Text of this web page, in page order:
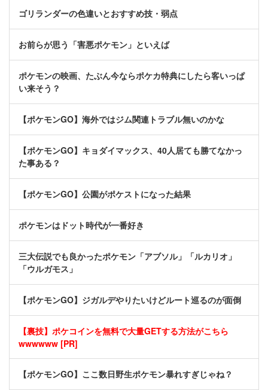
ゴリランダーの色違いとおすすめ技・弱点
お前らが思う「害悪ポケモン」といえば
ポケモンの映画、たぶん今ならポケカ特典にしたら客いっぱ
い来そう？
【ポケモンGO】海外ではジム関連トラブル無いのかな
【ポケモンGO】キョダイマックス、40人居ても勝てなかっ
た事ある？
【ポケモンGO】公園がポケストになった結果
ポケモンはドット時代が一番好き
三大伝説でも良かったポケモン「アブソル」「ルカリオ」
「ウルガモス」
【ポケモンGO】ジガルデやりたいけどルート巡るのが面倒
【裏技】ポケコインを無料で大量GETする方法がこちら
wwwwww [PR]
【ポケモンGO】ここ数日野生ポケモン暴れすぎじゃね？